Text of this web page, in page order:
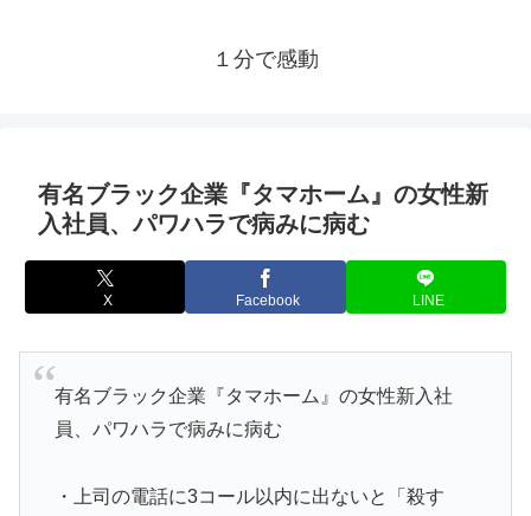
１分で感動
有名ブラック企業『タマホーム』の女性新
入社員、パワハラで病みに病む
X Facebook LINE
有名ブラック企業『タマホーム』の女性新入社
員、パワハラで病みに病む
・上司の電話に3コール以内に出ないと「殺す